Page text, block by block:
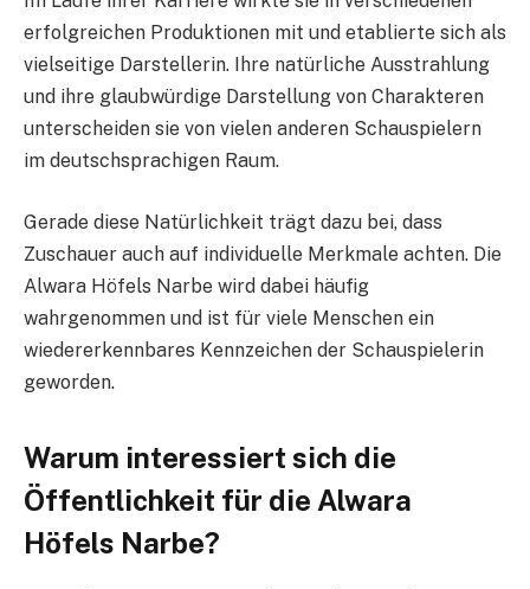
erfolgreichen Produktionen mit und etablierte sich als
vielseitige Darstellerin. Ihre natürliche Ausstrahlung
und ihre glaubwürdige Darstellung von Charakteren
unterscheiden sie von vielen anderen Schauspielern
im deutschsprachigen Raum.
Gerade diese Natürlichkeit trägt dazu bei, dass
Zuschauer auch auf individuelle Merkmale achten. Die
Alwara Höfels Narbe wird dabei häufig
wahrgenommen und ist für viele Menschen ein
wiedererkennbares Kennzeichen der Schauspielerin
geworden.
Warum interessiert sich die
Öffentlichkeit für die Alwara
Höfels Narbe?